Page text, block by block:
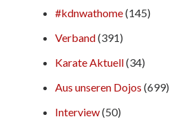
#kdnwathome(145)
Verband(391)
Karate Aktuell(34)
Aus unseren Dojos (699)
Interview(50)